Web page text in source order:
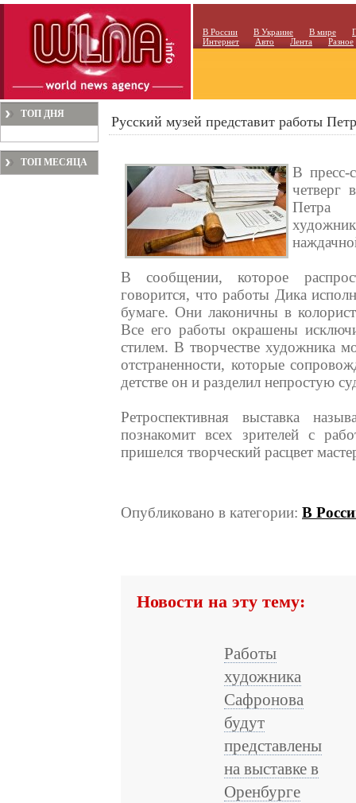
В России В Украине В мире
Интернет
Авто Лента Разное
ТОП ДНЯ
ТОП МЕСЯЦА
Русский музей представит работы
В пресс-
четверг
Петра
В сообщении, которое
говорится, что работы Дика
бумаге. Они лаконичны в
Все его работы окрашены
стилем. В творчестве художника
отстраненности, которые
детстве он и разделил непростую
Ретроспективная выставка
познакомит всех зрителей с
пришелся творческий расцвет
Опубликовано в категории: В
Новости на эту тему:
Работы
художника
Сафронова
будут
представлены
на выставке в
Оренбурге